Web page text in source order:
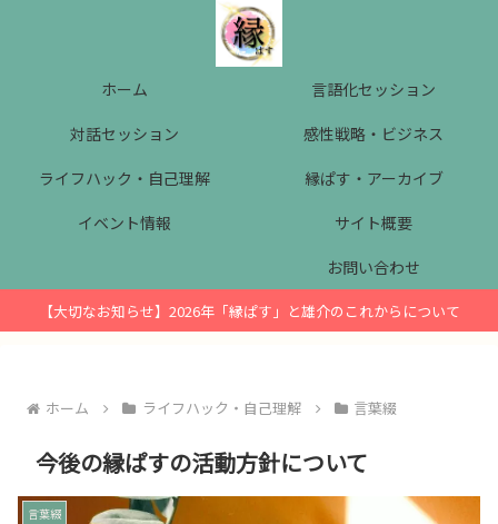
ホーム
言語化セッション
対話セッション
感性戦略・ビジネス
ライフハック・自己理解
縁ぱす・アーカイブ
イベント情報
サイト概要
お問い合わせ
【大切なお知らせ】2026年「縁ぱす」と雄介のこれからについて
ホーム ライフハック・自己理解 言葉綴
今後の縁ぱすの活動方針について
言葉綴